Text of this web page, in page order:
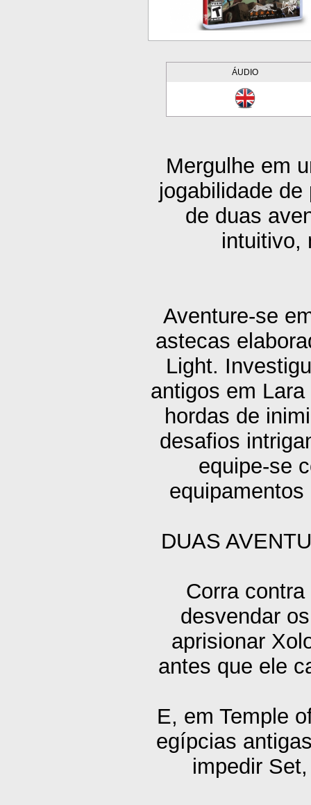
ÁUDIO
Mergulhe em
jogabilidade
de duas
intuitivo,
Aventure-se
astecas
Light.
antigos em
hordas de
desafios
equipe-se
DUAS
Corra
desvendar
aprisionar
antes que ele
E, em Temple
egípcias
impedir